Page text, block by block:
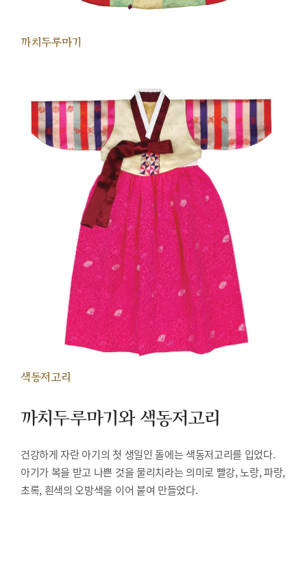
까치두루마기
색동저고리
까치두루마기와 색동저고리
건강하게 자란 아기의 첫 생일인 돌에는 색동저고리를 입었다.
아기가 복을 받고 나쁜 것을 물리치라는 의미로 빨강, 노랑, 파랑,
초록, 흰색의 오방색을 이어 붙여 만들었다.